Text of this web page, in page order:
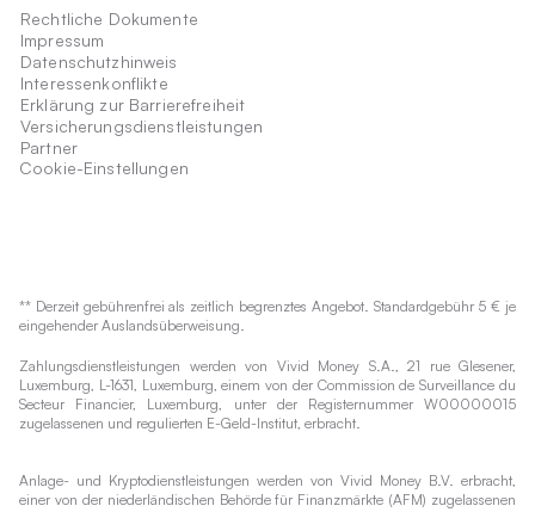
Rechtliche Dokumente
Impressum
Datenschutzhinweis
Interessenkonflikte
Erklärung zur Barrierefreiheit
Versicherungsdienstleistungen
Partner
Cookie-Einstellungen
** Derzeit gebührenfrei als zeitlich begrenztes Angebot. Standardgebühr 5 € je
eingehender Auslandsüberweisung.
Zahlungsdienstleistungen werden von Vivid Money S.A., 21 rue Glesener,
Luxemburg, L-1631, Luxemburg, einem von der Commission de Surveillance du
Secteur Financier, Luxemburg, unter der Registernummer W00000015
zugelassenen und regulierten E-Geld-Institut, erbracht.
Anlage- und Kryptodienstleistungen werden von Vivid Money B.V. erbracht,
einer von der niederländischen Behörde für Finanzmärkte (AFM) zugelassenen